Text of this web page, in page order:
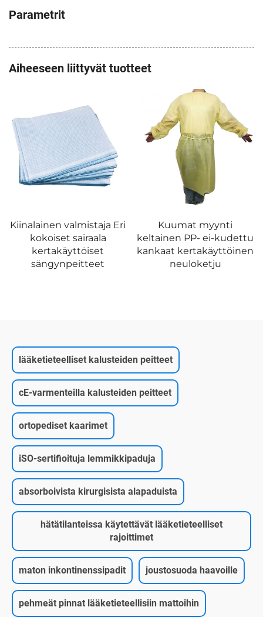
Parametrit
Aiheeseen liittyvät tuotteet
Kiinalainen valmistaja Eri
kokoiset sairaala
kertakäyttöiset
sängynpeitteet
Kuumat myynti
keltainen PP- ei-kudettu
kankaat kertakäyttöinen
neuloketju
lääketieteelliset kalusteiden peitteet
cE-varmenteilla kalusteiden peitteet
ortopediset kaarimet
iSO-sertifioituja lemmikkipaduja
absorboivista kirurgisista alapaduista
hätätilanteissa käytettävät lääketieteelliset
rajoittimet
maton inkontinenssipadit joustosuoda haavoille
pehmeät pinnat lääketieteellisiin mattoihin